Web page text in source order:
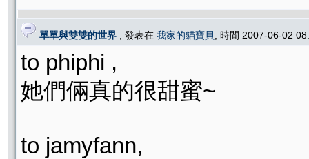
單單與雙雙的世界 , 發表在 我家的貓寶貝 , 時間 2007-06-02
to phiphi ,
她們倆真的很甜蜜~
to jamyfann,